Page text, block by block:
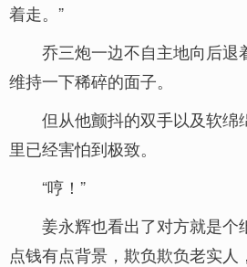
着走。”
乔三炮一边不自主地向后退
维持一下稀碎的面子。
但从他颤抖的双手以及软绵
里已经害怕到极致。
“哼！”
姜永辉也看出了对方就是个
点钱有点背景，欺负欺负老实人